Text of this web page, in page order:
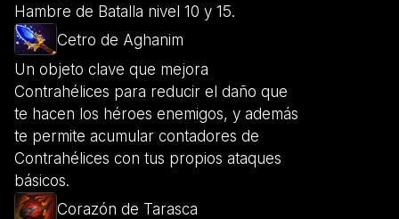
Hambre de Batalla nivel 10 y 15.
Cetro de Aghanim
Un objeto clave que mejora
Contrahélices para reducir el daño que
te hacen los héroes enemigos, y además
te permite acumular contadores de
Contrahélices con tus propios ataques
básicos.
Corazón de Tarasca